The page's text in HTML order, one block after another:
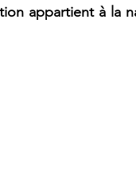
appartient à la